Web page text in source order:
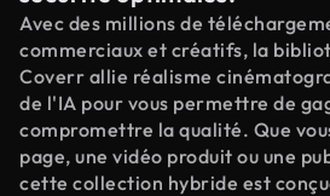
Avec des millions de
commerciaux et créatifs, la
Coverr allie réalisme
de l'IA pour vous permettre de
compromettre la qualité. Que
page, une vidéo produit ou une
cette collection hybride est